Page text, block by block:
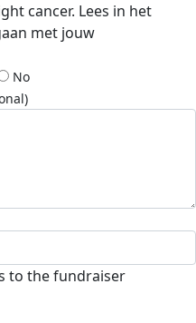
cancer. Lees in het
met jouw
No
to the fundraiser